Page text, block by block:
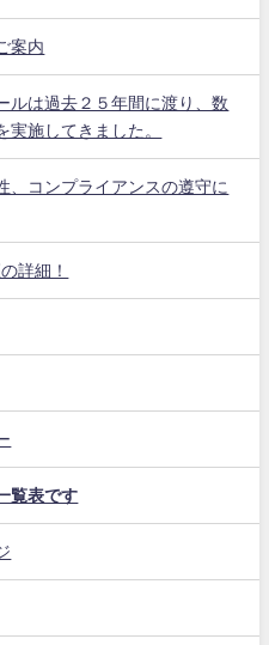
案内
ルは過去２５年間に渡り、数
実施してきました。
、コンプライアンスの遵守に
詳細！
覧表です